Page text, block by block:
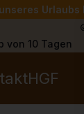
10 Tagen
HGF